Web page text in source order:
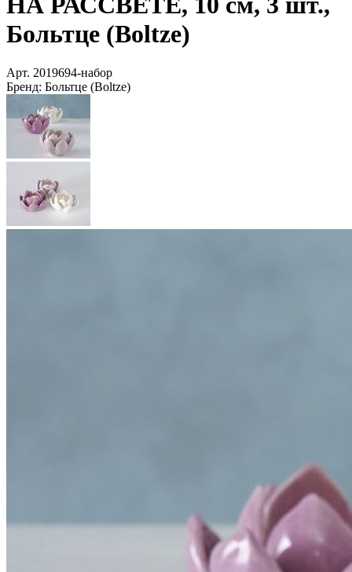
Больтце (Boltze)
Арт. 2019694-набор
Бренд: Больтце (Boltze)